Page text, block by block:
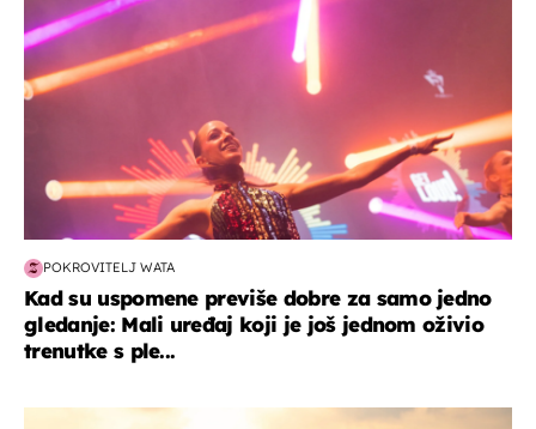
POKROVITELJ WATA
Kad su uspomene previše dobre za samo jedno
gledanje: Mali uređaj koji je još jednom oživio
trenutke s ple...